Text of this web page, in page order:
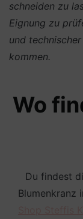
schneiden zu
Eignung zu
und
kommen.
Wo
Du findest
Blumenkranz